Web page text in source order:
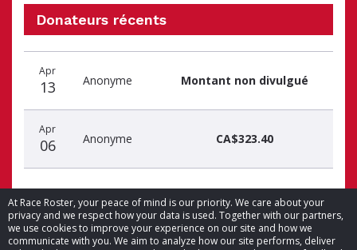
At Race Roster, your peace of mind is our priority. We care about your
privacy and we respect how your data is used. Together with our partners,
we use cookies to improve your experience on our site and how we
communicate with you. We aim to analyze how our site performs, deliver
Donateurs récents
don
donateur
don
Apr
13 Anonyme Montant non divulgué
Apr
06 Anonyme CA$323.40